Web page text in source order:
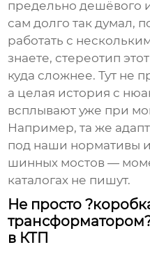
предельно дешёвого
сам долго так думал,
работать с
знаете, стереотип
куда сложнее. Тут не
а целая история с
всплывают уже при
Например, та же
под наши нормативы
шинных мостов —
каталогах не пишут.
Не просто
в КТП